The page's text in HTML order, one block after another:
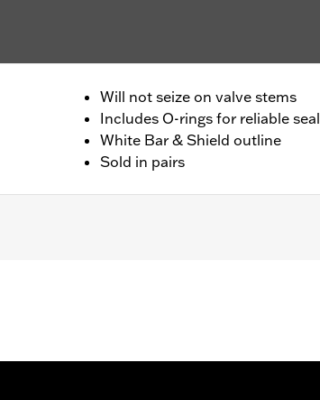
Will not seize on valve stems
Includes O-rings for reliable seal
White Bar & Shield outline
Sold in pairs